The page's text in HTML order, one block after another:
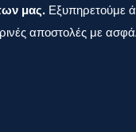
μας. Εξυπηρετούμε
αποστολές με